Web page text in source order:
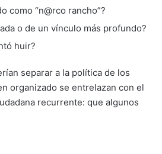
como “n@rco rancho”?
o de un vínculo más profundo?
huir?
separar a la política de los
organizado se entrelazan con el
recurrente: que algunos